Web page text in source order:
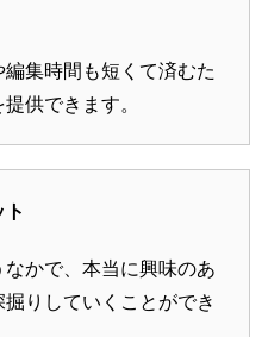
編集時間も短くて済むた
供できます。
なかで、本当に興味のあ
りしていくことができ